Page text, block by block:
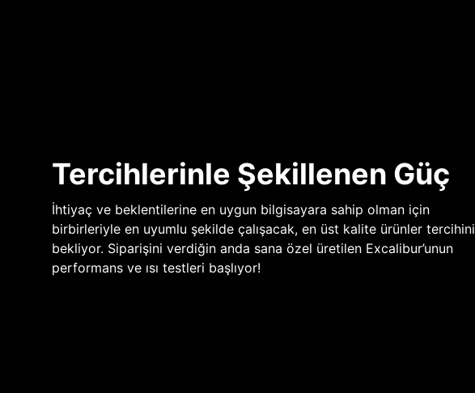
Tercihlerinle Şekillenen Güç
İhtiyaç ve beklentilerine en uygun bilgisayara sahip olman için
birbirleriyle en uyumlu şekilde çalışacak, en üst kalite ürünler tercihini
bekliyor. Siparişini verdiğin anda sana özel üretilen Excalibur’unun
performans ve ısı testleri başlıyor!